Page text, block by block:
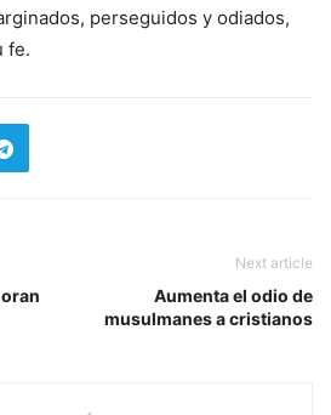
perseguidos y odiados,
fe.
Next article
Aumenta el odio de
musulmanes a cristianos